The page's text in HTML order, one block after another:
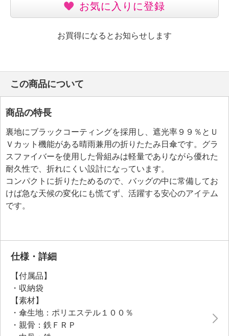
お気に入りに登録
お買得になるとお知らせします
この商品について
商品の特長
裏地にブラックコーティングを採用し、遮光率９９％とＵ
Ｖカット機能がある晴雨兼用の折りたたみ日傘です。グラ
スファイバーを使用した骨組みは軽量でありながら優れた
耐久性で、折れにくい設計になっています。
コンパクトに折りたためるので、バッグの中に常備してお
けば急な天候の変化にも慌てず、活躍する安心のアイテム
です。
仕様・詳細
【付属品】
・収納袋
【素材】
・傘生地：ポリエステル１００％
・親骨：鉄ＦＲＰ